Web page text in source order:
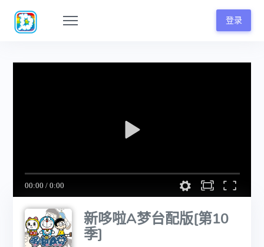
登录
新哆啦A梦台配版[第10
季]